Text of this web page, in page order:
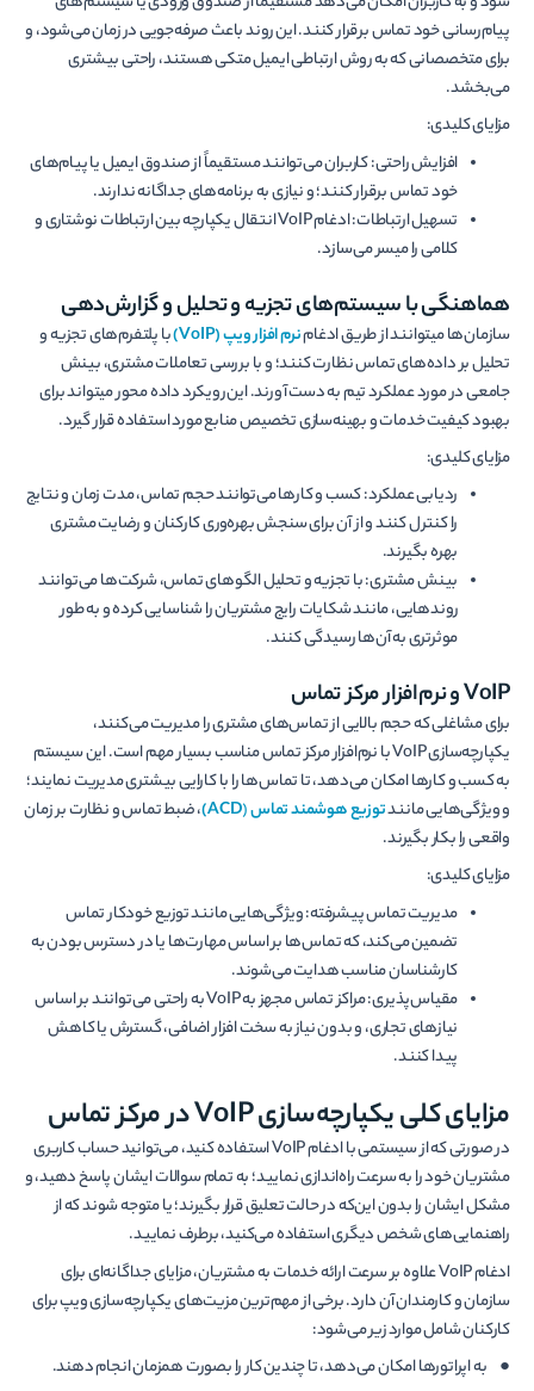
پیام‌رسانی خود تماس برقرار کنند. این روند باعث صرفه‌جویی در زمان می‌شود، و
برای متخصصانی که به روش ارتباطی ایمیل متکی هستند، راحتی بیشتری
می‌بخشد.
مزایای کلیدی:
افزایش راحتی: کاربران می‌توانند مستقیماً از صندوق ایمیل یا پیام‌های
خود تماس برقرار کنند؛ و نیازی به برنامه‌های جداگانه ندارند.
تسهیل ارتباطات: ادغام VoIP انتقال یکپارچه بین ارتباطات نوشتاری و
کلامی را میسر می‌سازد.
هماهنگی با سیستم‌های تجزیه و تحلیل و گزارش‌دهی
سازمان‌ها می‎توانند از طریق ادغام نرمافزارویپ(
VoIP
)با پلتفرم‌های تجزیه و
تحلیل بر داده‌های تماس نظارت کنند؛ و با بررسی تعاملات مشتری، بینش
جامعی در مورد عملکرد تیم به دست آورند. این رویکرد داده محور می‎تواند برای
بهبود کیفیت خدمات و بهینه‌سازی تخصیص منابع مورد استفاده قرار گیرد.
مزایای کلیدی:
ردیابی عملکرد: کسب و کارها می‌توانند حجم تماس، مدت زمان و نتایج
را کنترل کنند و از آن برای سنجش بهره‌وری کارکنان و رضایت مشتری
بهره بگیرند.
بینش مشتری: با تجزیه و تحلیل الگوهای تماس، شرکت‌ها می‌توانند
روندهایی، مانند شکایات رایج مشتریان را شناسایی کرده و به طور
موثرتری به آن‌ها رسیدگی کنند.
VoIPو نرم‌افزار مرکز تماس
برای مشاغلی که حجم بالایی از تماس‌های مشتری را مدیریت می‌کنند،
یکپارچه‌سازی VoIP با نرم‌افزار مرکز تماس مناسب بسیار مهم است. این سیستم
به کسب و کارها امکان می‌دهد، تا تماس‌ها را با کارایی بیشتری مدیریت نمایند؛
و ویژگی‌هایی مانندتوزیعهوشمندتماس(
ACD
)، ضبط تماس و نظارت بر زمان
واقعی را بکار بگیرند.
مزایای کلیدی:
مدیریت تماس پیشرفته: ویژگی‌هایی مانند توزیع خودکار تماس
تضمین می‌کند، که تماس‌ها بر اساس مهارت‌ها یا در دسترس بودن به
کارشناسان مناسب هدایت می‌شوند.
مقیاس‌پذیری: مراکز تماس مجهز به VoIP به راحتی می‌توانند بر اساس
نیازهای تجاری، و بدون نیاز به سخت افزار اضافی، گسترش یا کاهش
پیدا کنند.
مزایای کلی یکپارچه‌سازی VoIP در مرکز تماس
در صورتی که از سیستمی با ادغام VoIP استفاده کنید، می‌توانید حساب کاربری
مشتریان خود را به سرعت راه‌اندازی نمایید؛ به تمام سوالات ایشان پاسخ دهید، و
مشکل ایشان را بدون این‌که در حالت تعلیق قرار بگیرند؛ یا متوجه شوند که از
راهنمایی‌های شخص دیگری استفاده می‌کنید، برطرف نمایید.
ادغام VoIP علاوه بر سرعت ارائه خدمات به مشتریان، مزایای جداگانه‌ای برای
سازمان و کارمندان آن دارد. برخی از مهم‌ترین مزیت‌های یکپارچه‌سازی ویپ برای
کارکنان شامل موارد زیر می‌شود:
● به اپراتورها امکان می‌دهد، تا چندین کار را بصورت همزمان انجام دهند.